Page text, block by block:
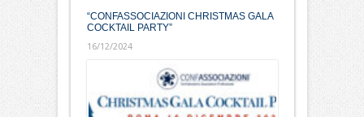
“CONFASSOCIAZIONI CHRISTMAS GALA
COCKTAIL PARTY”
16/12/2024